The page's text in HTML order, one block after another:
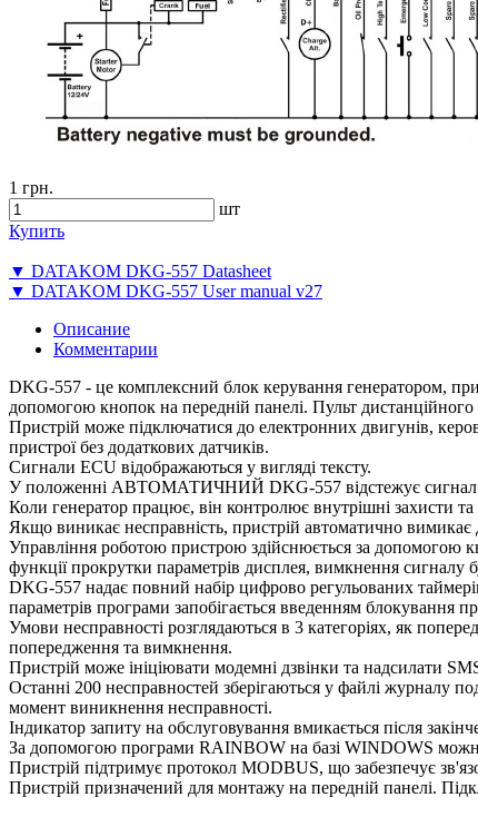
1 грн.
шт
Купить
▼ DATAKOM DKG-557 Datasheet
▼ DATAKOM DKG-557 User manual v27
Описание
Комментарии
DKG-557 - це комплексний блок керування генератором,
допомогою кнопок на передній панелі. Пульт
Пристрій може підключатися до електронних двигунів,
пристрої без додаткових датчиків.
Сигнали ECU відображаються у вигляді тексту.
У положенні АВТОМАТИЧНИЙ DKG-557 відстежує сигнал
Коли генератор працює, він контролює внутрішні захисти та
Якщо виникає несправність, пристрій автоматично
Управління роботою пристрою здійснюється за
функції прокрутки параметрів дисплея, вимкнення сигналу
DKG-557 надає повний набір цифрово регульованих
параметрів програми запобігається введенням
Умови несправності розглядаються в 3 категоріях, як
попередження та вимкнення.
Пристрій може ініціювати модемні дзвінки та надсилати
Останні 200 несправностей зберігаються у файлі журналу
момент виникнення несправності.
Індикатор запиту на обслуговування вмикається після
За допомогою програми RAINBOW на базі WINDOWS
Пристрій підтримує протокол MODBUS, що забезпечує
Пристрій призначений для монтажу на передній панелі.